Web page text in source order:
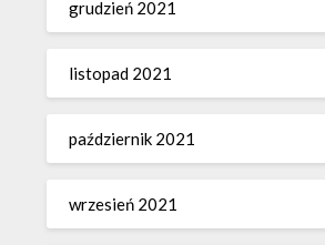
grudzień 2021
listopad 2021
październik 2021
wrzesień 2021